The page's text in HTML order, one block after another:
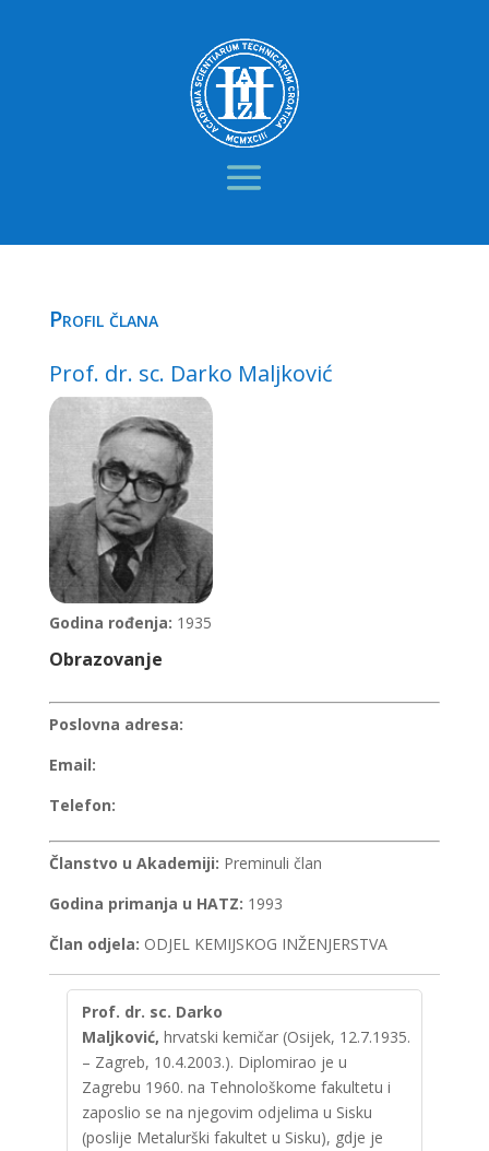
Profil člana
Prof. dr. sc. Darko Maljković
Godina rođenja: 1935
Obrazovanje
Poslovna adresa:
Email:
Telefon:
Članstvo u Akademiji: Preminuli član
Godina primanja u HATZ: 1993
Član odjela: ODJEL KEMIJSKOG INŽENJERSTVA
Prof. dr. sc. Darko
Maljković, hrvatski kemičar (Osijek, 12.7.1935.
– Zagreb, 10.4.2003.). Diplomirao je u
Zagrebu 1960. na Tehnološkome fakultetu i
zaposlio se na njegovim odjelima u Sisku
(poslije Metalurški fakultet u Sisku), gdje je